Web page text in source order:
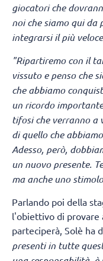
giocatori che
noi che siamo qui da
integrarsi il più
"Ripartiremo con il
vissuto e penso che
che abbiamo
un ricordo
tifosi che verranno a
di quello che
Adesso, però,
un nuovo presente.
ma anche uno
Parlando poi della
l'obiettivo di provare
parteciperà, Solè ha
presenti in tutte